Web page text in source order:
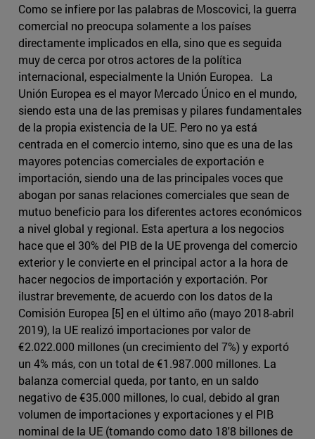
Como se infiere por las palabras de Moscovici, la guerra
comercial no preocupa solamente a los países
directamente implicados en ella, sino que es seguida
muy de cerca por otros actores de la política
internacional, especialmente la Unión Europea. La
Unión Europea es el mayor Mercado Único en el mundo,
siendo esta una de las premisas y pilares fundamentales
de la propia existencia de la UE. Pero no ya está
centrada en el comercio interno, sino que es una de las
mayores potencias comerciales de exportación e
importación, siendo una de las principales voces que
abogan por sanas relaciones comerciales que sean de
mutuo beneficio para los diferentes actores económicos
a nivel global y regional. Esta apertura a los negocios
hace que el 30% del PIB de la UE provenga del comercio
exterior y le convierte en el principal actor a la hora de
hacer negocios de importación y exportación. Por
ilustrar brevemente, de acuerdo con los datos de la
Comisión Europea [5] en el último año (mayo 2018-abril
2019), la UE realizó importaciones por valor de
€2.022.000 millones (un crecimiento del 7%) y exportó
un 4% más, con un total de €1.987.000 millones. La
balanza comercial queda, por tanto, en un saldo
negativo de €35.000 millones, lo cual, debido al gran
volumen de importaciones y exportaciones y el PIB
nominal de la UE (tomando como dato 18'8 billones de